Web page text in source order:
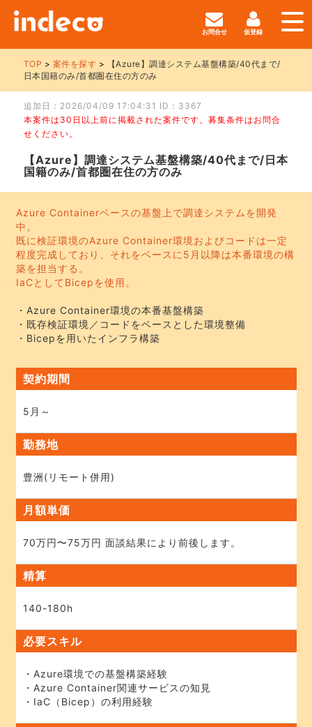
お問合せ 仮登録
TOP 案件を探す
【Azure】調達システム基盤構築/40代まで/
日本国籍のみ/首都圏在住の方のみ
追加日：2026/04/09 17:04:31 ID：3367
本案件は30日以上前に掲載された案件です。募集条件はお問合
せください。
【Azure】調達システム基盤構築/40代まで/日本
国籍のみ/首都圏在住の方のみ
Azure Containerベースの基盤上で調達システムを開発
中。
既に検証環境のAzure Container環境およびコードは一定
程度完成しており、それをベースに5月以降は本番環境の構
築を担当する。
IaCとしてBicepを使用。
・Azure Container環境の本番基盤構築
・既存検証環境／コードをベースとした環境整備
・Bicepを用いたインフラ構築
契約期間
5月～
勤務地
豊洲(リモート併用)
月額単価
70万円〜75万円 面談結果により前後します。
精算
140-180h
必要スキル
・Azure環境での基盤構築経験
・Azure Container関連サービスの知見
・IaC（Bicep）の利用経験